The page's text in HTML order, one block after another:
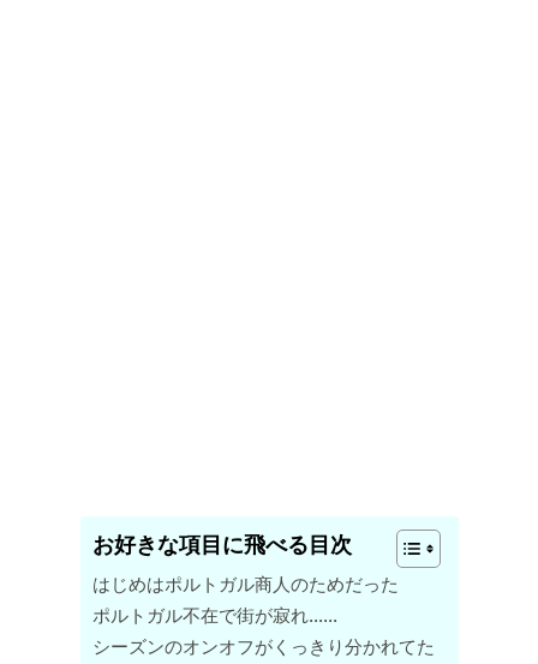
お好きな項目に飛べる目次
はじめはポルトガル商人のためだった
ポルトガル不在で街が寂れ……
シーズンのオンオフがくっきり分かれてた